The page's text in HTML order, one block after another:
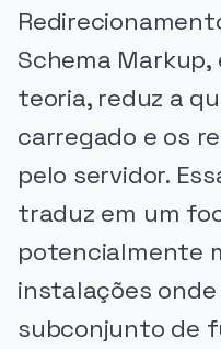
Schema Markup,
teoria, reduz a
carregado e os
pelo servidor.
traduz em um
potencialmente
instalações
subconjunto de